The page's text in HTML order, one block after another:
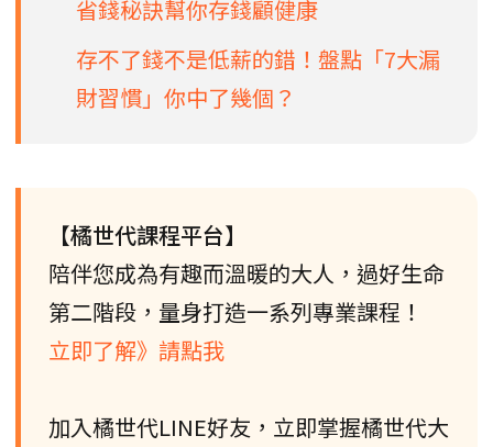
省錢秘訣幫你存錢顧健康
存不了錢不是低薪的錯！盤點「7大漏
財習慣」你中了幾個？
【橘世代課程平台】
陪伴您成為有趣而溫暖的大人，過好生命
第二階段，量身打造一系列專業課程！
立即了解》請點我
加入橘世代LINE好友，立即掌握橘世代大